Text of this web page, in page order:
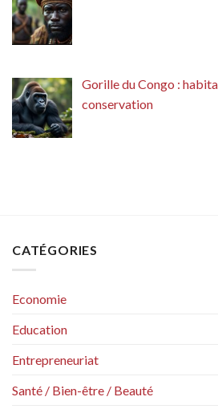
Gorille du Congo :
conservation
CATÉGORIES
Economie
Education
Entrepreneuriat
Santé / Bien-être / Beauté